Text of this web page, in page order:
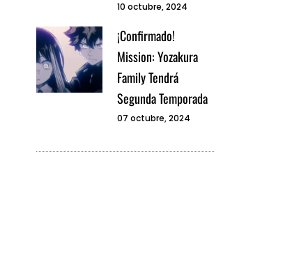
10 octubre, 2024
¡Confirmado!
Mission: Yozakura
Family Tendrá
Segunda Temporada
07 octubre, 2024